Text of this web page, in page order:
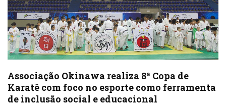
Associação Okinawa realiza 8ª Copa de
Karatê com foco no esporte como ferramenta
de inclusão social e educacional